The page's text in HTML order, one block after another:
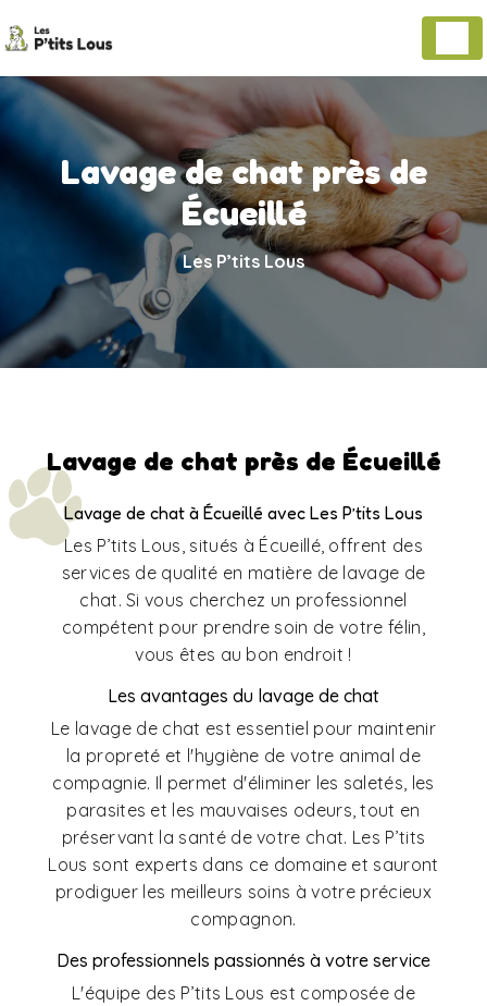
Lavage de chat près de
Écueillé
Les P’tits Lous
Lavage de chat près de Écueillé
Lavage de chat à Écueillé avec Les P’tits Lous
Les P’tits Lous, situés à Écueillé, offrent des
services de qualité en matière de lavage de
chat. Si vous cherchez un professionnel
compétent pour prendre soin de votre félin,
vous êtes au bon endroit !
Les avantages du lavage de chat
Le lavage de chat est essentiel pour maintenir
la propreté et l'hygiène de votre animal de
compagnie. Il permet d'éliminer les saletés, les
parasites et les mauvaises odeurs, tout en
préservant la santé de votre chat. Les P’tits
Lous sont experts dans ce domaine et sauront
prodiguer les meilleurs soins à votre précieux
compagnon.
Des professionnels passionnés à votre service
L'équipe des P’tits Lous est composée de